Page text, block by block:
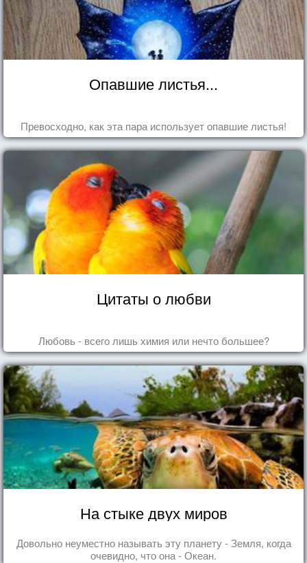
Опавшие листья...
Превосходно, как эта пара использует опавшие листья!
Цитаты о любви
Любовь - всего лишь химия или нечто большее?
На стыке двух миров
Довольно неуместно называть эту планету - Земля, когда
очевидно, что она - Океан.